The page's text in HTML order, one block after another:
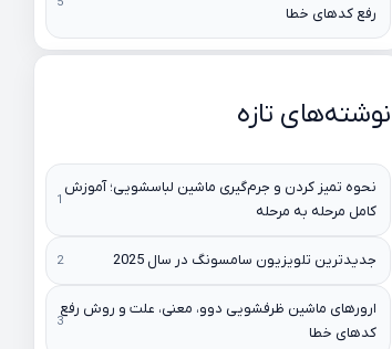
رفع کدهای خطا
نوشته‌های تازه
نحوه تمیز کردن و جرم‌گیری ماشین لباسشویی؛ آموزش
کامل مرحله به مرحله
جدیدترین تلویزیون سامسونگ در سال 2025
ارورهای ماشین ظرفشویی دوو، معنی، علت و روش رفع
کدهای خطا